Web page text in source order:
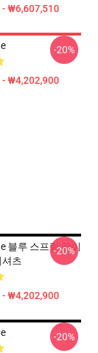
₩6,607,510
₩4,202,900
-20%
블루 스프링 라이
셔츠
₩4,202,900
-20%
-20%